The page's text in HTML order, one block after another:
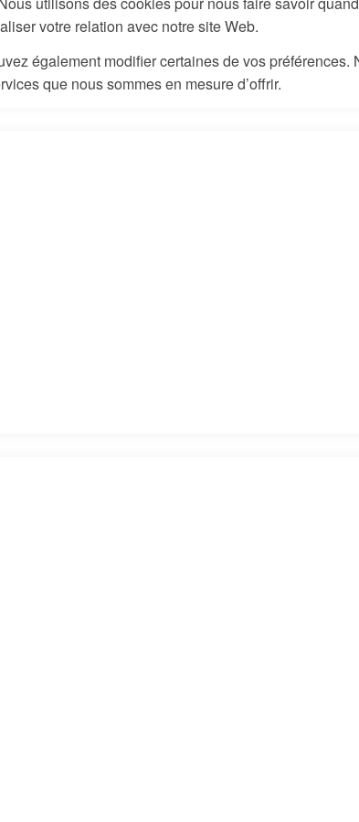
votre relation avec notre site Web.
également modifier certaines de vos
que nous sommes en mesure d’offrir.